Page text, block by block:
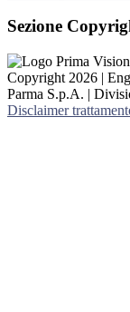
Sezione
Copyright 2026 |
Parma S.p.A. |
Disclaimer